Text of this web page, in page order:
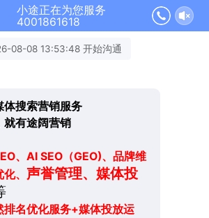
小途正在为您服务
4001861618
08-08 13:53:48 开始沟通
搜索营销服务
就有途阔营销
、AI SEO（GEO)、品牌维
、 声誉管理、媒体投
排名优化服务+媒体投放运